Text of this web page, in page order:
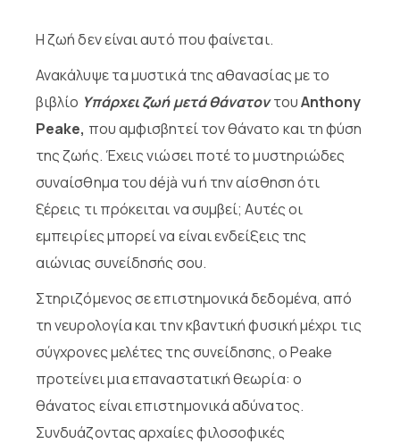
Η ζωή δεν είναι αυτό που φαίνεται.
Ανακάλυψε τα μυστικά της αθανασίας με το
βιβλίο Υπάρχει ζωή μετά θάνατοντουAnthony
Peake, που αμφισβητεί τον θάνατο και τη φύση
της ζωής. Έχεις νιώσει ποτέ το μυστηριώδες
συναίσθημα του déjà vu ή την αίσθηση ότι
ξέρεις τι πρόκειται να συμβεί; Αυτές οι
εμπειρίες μπορεί να είναι ενδείξεις της
αιώνιας συνείδησής σου.
Στηριζόμενος σε επιστημονικά δεδομένα, από
τη νευρολογία και την κβαντική φυσική μέχρι τις
σύγχρονες μελέτες της συνείδησης, ο Peake
προτείνει μια επαναστατική θεωρία: ο
θάνατος είναι επιστημονικά αδύνατος.
Συνδυάζοντας αρχαίες φιλοσοφικές